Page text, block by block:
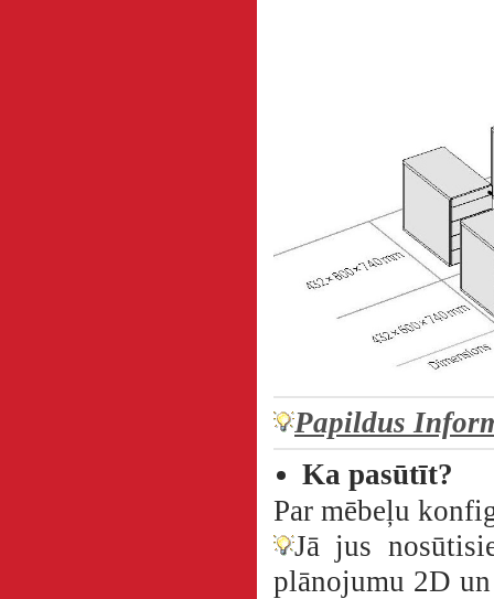
Papildus
Ka pasūtīt?
Par mēbeļu
Jā jus
plānojumu 2D